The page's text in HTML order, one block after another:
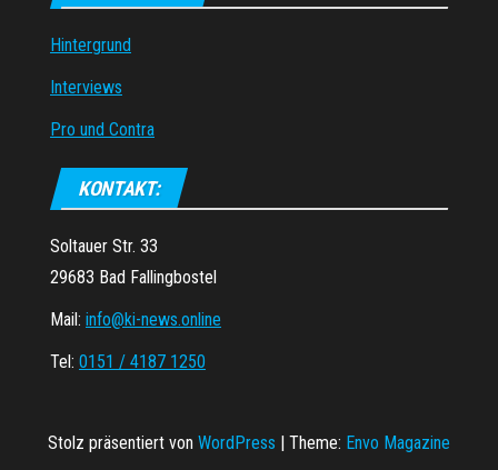
Hintergrund
Interviews
Pro und Contra
KONTAKT:
Soltauer Str. 33
29683 Bad Fallingbostel
Mail: info@ki-news.online
Tel: 0151 / 4187 1250
Stolz präsentiert von WordPress | Theme: Envo Magazine